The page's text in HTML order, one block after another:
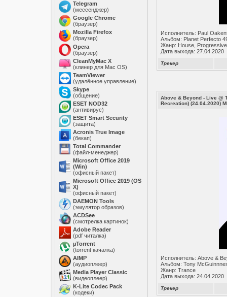
Telegram
(мессенджер)
Google Chrome
(браузер)
Mozilla Firefox
(браузер)
Opera
(браузер)
CleanMyMac X
(клинер для Mac OS)
TeamViewer
(удалённое управление)
Skype
(общение)
ESET NOD32
(антивирус)
ESET Smart Security
(защита)
Acronis True Image
(бекап)
Total Commander
(файл-менеджер)
Microsoft Office 2019
(Win)
(офисный пакет)
Microsoft Office 2019 (OS
X)
(офисный пакет)
DAEMON Tools
(эмулятор образов)
ACDSee
(смотрелка картинок)
Adobe Reader
(pdf читалка)
µTorrent
(torrent качалка)
AIMP
(аудиоплеер)
Media Player Classic
(видеоплеер)
K-Lite Codec Pack
(кодеки)
Исполнитель: Paul
Альбом: Planet Perfecto
Жанр: House,
Дата выхода: 27.04.2020
Трекер
Above & Beyond - Live @
Recreation) (24.04.2020)
Исполнитель: Above &
Альбом: Tony
Жанр: Trance
Дата выхода: 24.04.2020
Трекер